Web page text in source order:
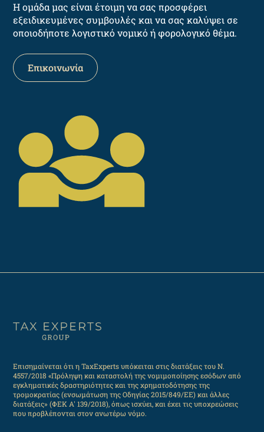
Η ομάδα μας είναι έτοιμη να σας προσφέρει
εξειδικευμένες συμβουλές και να σας καλύψει σε
οποιοδήποτε λογιστικό νομικό ή φορολογικό θέμα.
Επικοινωνία
Επισημαίνεται ότι η TaxExperts υπόκειται στις διατάξεις του Ν.
4557/2018 «Πρόληψη και καταστολή της νομιμοποίησης εσόδων από
εγκληματικές δραστηριότητες και της χρηματοδότησης της
τρομοκρατίας (ενσωμάτωση της Οδηγίας 2015/849/ΕΕ) και άλλες
διατάξεις» (ΦΕΚ Α' 139/2018), όπως ισχύει, και έχει τις υποχρεώσεις
που προβλέπονται στον ανωτέρω νόμο.